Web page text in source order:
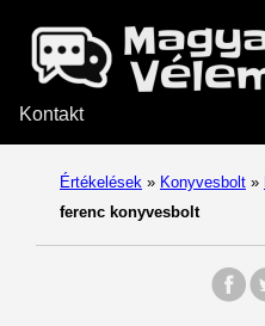
Kontakt
Értékelések » Konyvesbolt »
ferenc konyvesbolt